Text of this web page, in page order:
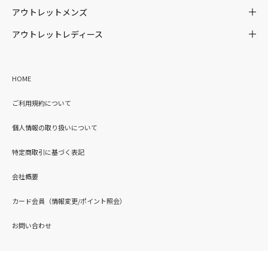
アウトレットメンズ
アウトレットレディース
HOME
ご利用規約について
個人情報の取り扱いについて
特定商取引に基づく表記
会社概要
カード会員（情報変更/ポイント照会）
お問い合わせ